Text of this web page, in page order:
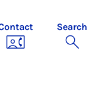
Search